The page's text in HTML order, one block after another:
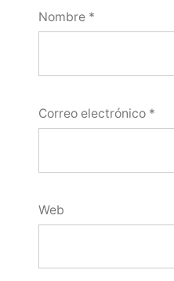
Nombre *
Correo electrónico *
Web